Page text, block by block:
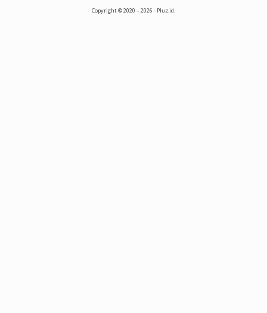
Copyright © 2020 – 2026 - Pluz.id.